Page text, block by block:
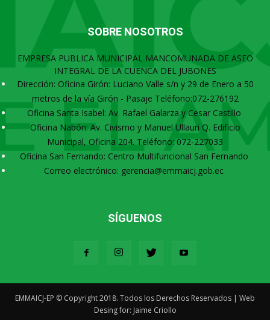
SOBRE NOSOTROS
EMPRESA PUBLICA MUNICIPAL MANCOMUNADA DE ASEO
INTEGRAL DE LA CUENCA DEL JUBONES
Dirección: Oficina Girón: Luciano Valle s/n y 29 de Enero a 50
metros de la vía Girón - Pasaje Teléfono:072-276192
Oficina Santa Isabel: Av. Rafael Galarza y Cesar Castillo
Oficina Nabón: Av. Civismo y Manuel Ullauri Q. Edificio
Municipal, Oficina 204. Teléfono: 072-227033
Oficina San Fernando: Centro Multifuncional San Fernando
Correo electrónico: gerencia@emmaicj.gob.ec
SÍGUENOS
EMMAICJ-EP © Copyright 2018. Todos los Derechos Reservados | Web
Desing for: Jaime Criollo